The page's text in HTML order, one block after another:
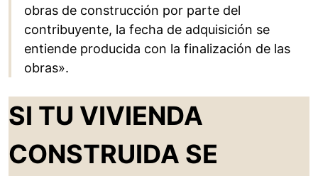
obras de construcción por parte del
contribuyente, la fecha de adquisición se
entiende producida con la finalización de las
obras».
SI TU VIVIENDA
CONSTRUIDA SE